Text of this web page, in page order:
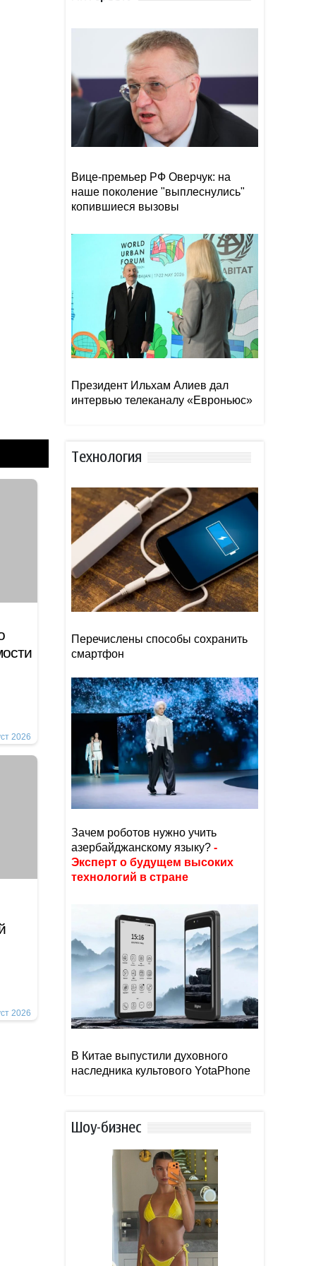
2026
2026
Нетаньяху одобрил
восстановление части Газы
вне контроля ХАМАС
10:26
Гутерриш в обращении к
Нагасаки не упомянул вину
США в бомбардировке
города
Вице-премьер РФ Оверчук: на
наше поколение "выплеснулись"
копившиеся вызовы
Президент Ильхам Алиев дал
интервью телеканалу «Евроньюс»
Тexнoлoгия
Перечислены способы сохранить
смартфон
Зачем роботов нужно учить
азербайджанскому языку? -
Эксперт о будущем высоких
технологий в стране
В Китае выпустили духовного
наследника культового YotaPhone
Шоу-бизнес